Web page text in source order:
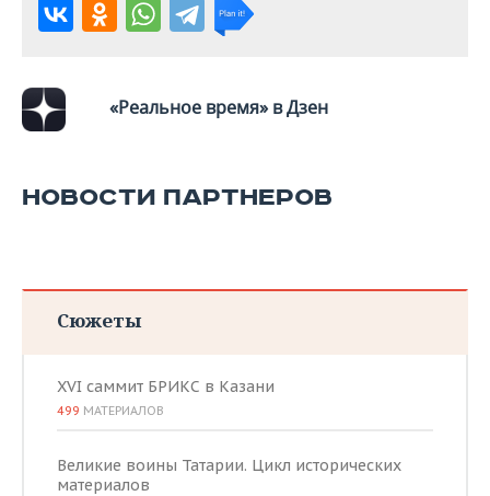
ВОДНЫЕ ВИДЫ СПОРТА
ОБРАЗОВАНИЕ
«Реальное время» в Дзен
НОВОСТИ ПАРТНЕРОВ
Сюжеты
XVI саммит БРИКС в Казани
499 МАТЕРИАЛОВ
Великие воины Татарии. Цикл исторических
материалов